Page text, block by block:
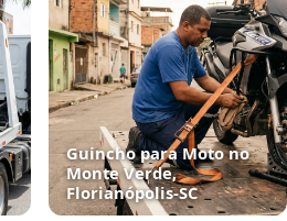
Guincho para Moto no
Monte Verde,
Florianópolis‑SC